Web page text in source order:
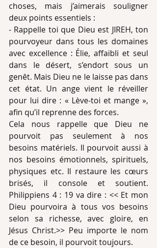
choses, mais j’aimerais souligner
deux points essentiels :
- Rappelle toi que Dieu est JIREH, ton
pourvoyeur dans tous les domaines
avec excellence : Élie, affaibli et seul
dans le désert, s’endort sous un
genêt. Mais Dieu ne le laisse pas dans
cet état. Un ange vient le réveiller
pour lui dire : « Lève-toi et mange »,
afin qu’il reprenne des forces.
Cela nous rappelle que Dieu ne
pourvoit pas seulement à nos
besoins matériels. Il pourvoit aussi à
nos besoins émotionnels, spirituels,
physiques etc. Il restaure les cœurs
brisés, il console et soutient.
Philippiens 4 : 19 va dire : << Et mon
Dieu pourvoira à tous vos besoins
selon sa richesse, avec gloire, en
Jésus Christ.>> Peu importe le nom
de ce besoin, il pourvoit toujours.